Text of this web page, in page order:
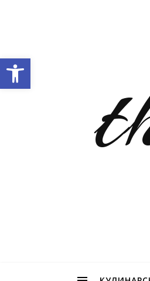
Open toolbar